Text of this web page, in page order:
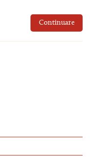
Continuare